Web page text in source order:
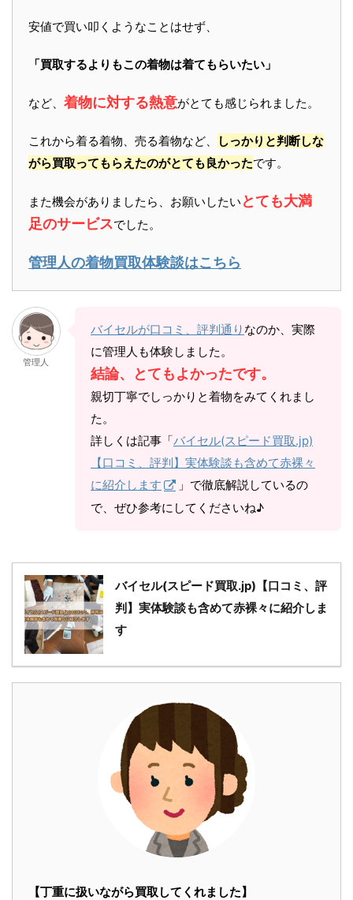
安値で買い叩くようなことはせず、
「買取するよりもこの着物は着てもらいたい」
など、 着物に対する熱意がとても感じられました。
これから着る着物、売る着物など、
しっかりと判断しな
がら買取ってもらえたのがとても良かったです。
また機会がありましたら、お願いしたい とても大満
足のサービスでした。
管理人の着物買取体験談はこちら
管理人
バイセルが口コミ、評判通り なのか、実際
に管理人も体験しました。
結論、とてもよかったです。
親切丁寧でしっかりと着物をみてくれまし
た。
詳しくは記事「バイセル(スピード買取.jp)
【口コミ、評判】実体験談も含めて赤裸々
に紹介します
」で徹底解説しているの
で、ぜひ参考にしてくださいね♪
バイセル(スピード買取.jp)【口コミ、評
判】実体験談も含めて赤裸々に紹介しま
す
【丁重に扱いながら買取してくれました】